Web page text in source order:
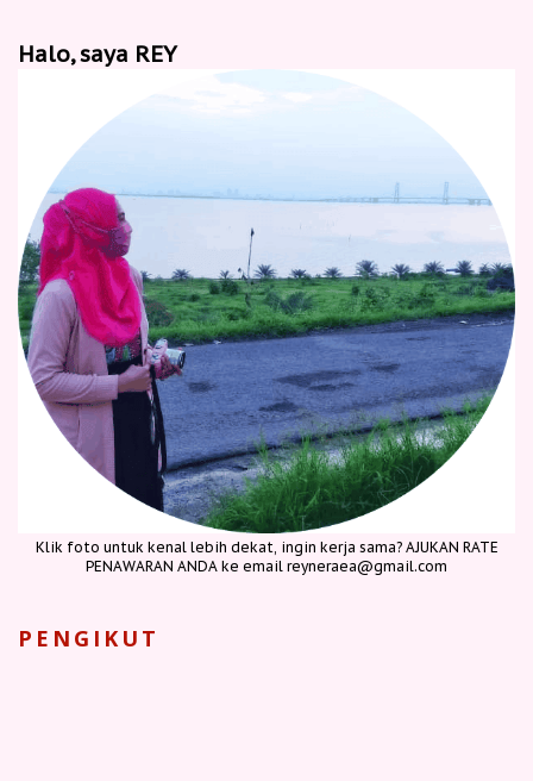
Halo, saya REY
Klik foto untuk kenal lebih dekat, ingin kerja sama? AJUKAN RATE
PENAWARAN ANDA ke email reyneraea@gmail.com
PENGIKUT